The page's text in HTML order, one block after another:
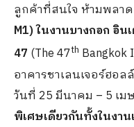
ลูกค้าที่สนใจ ห้ามพลา
M1)ในงานบางกอก อิน
47 (The 47th Bangkok
อาคารชาเลนเจอร์ฮอ
วันที่ 25 มีนาคม – 5 เม
พิเศษเดียวกันทั้งในงา